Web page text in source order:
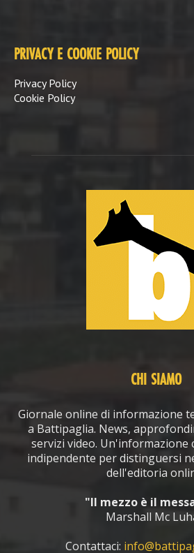
PRIVACY E COOKIE POLICY
Privacy Policy
Cookie Policy
CHI SIAMO
Giornale online di informazione
a Battipaglia. News,
servizi video. Un'informazione
indipendente per distinguersi
dell'editoria
"Il mezzo è il
Marshall Mc
Contattaci: